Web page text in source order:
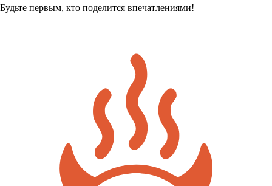
Будьте первым, кто поделится впечатлениями!